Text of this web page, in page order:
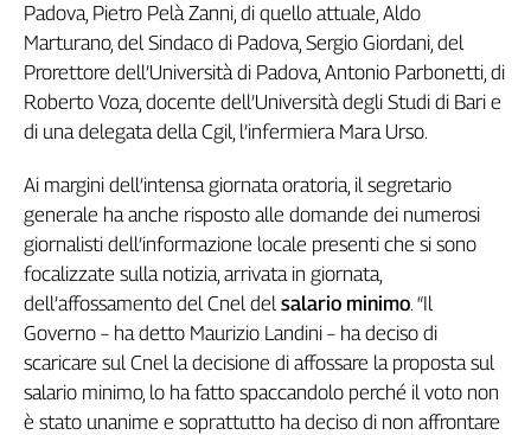
in
Progress
L'Italia
nel
Territori
Abruzzo-
Molise
Alto
Adige
Basilicata
Calabria
Campania
Padova, Pietro Pelà Zanni, di quello attuale, Aldo
Marturano, del Sindaco di Padova, Sergio Giordani, del
Prorettore dell’Università di Padova, Antonio Parbonetti, di
Roberto Voza, docente dell’Università degli Studi di Bari e
di una delegata della Cgil, l’infermiera Mara Urso.
Ai margini dell’intensa giornata oratoria, il segretario
generale ha anche risposto alle domande dei numerosi
giornalisti dell’informazione locale presenti che si sono
focalizzate sulla notizia, arrivata in giornata,
dell’affossamento del Cnel delsalario minimo. “Il
Governo – ha detto Maurizio Landini – ha deciso di
scaricare sul Cnel la decisione di affossare la proposta sul
salario minimo, lo ha fatto spaccandolo perché il voto non
è stato unanime e soprattutto ha deciso di non affrontare